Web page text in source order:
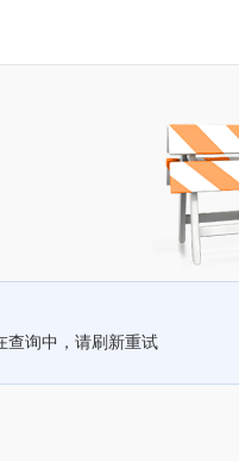
查询中，请刷新重试